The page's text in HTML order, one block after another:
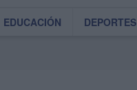
EDUCACIÓN DEPORTES